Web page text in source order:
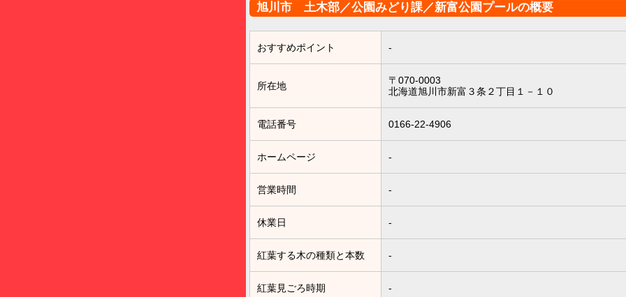
旭川市 土木部／公園みどり課／新富公園プールの概要
おすすめポイント -
所在地
〒070-0003
北海道旭川市新富３条２丁目１－１０
電話番号 0166-22-4906
ホームページ -
営業時間 -
休業日 -
紅葉する木の種類と本数 -
紅葉見ごろ時期 -